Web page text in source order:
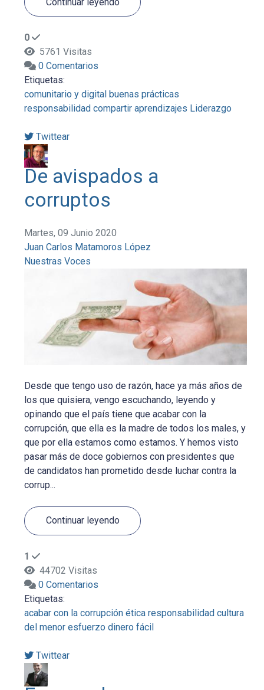
0
5761 Visitas
0 Comentarios
Etiquetas:
comunitario y digital buenas prácticas
responsabilidad compartir aprendizajes Liderazgo
Twittear
De avispados a
corruptos
Martes, 09 Junio 2020
Juan Carlos Matamoros López
Nuestras Voces
Desde que tengo uso de razón, hace ya más años de
los que quisiera, vengo escuchando, leyendo y
opinando que el país tiene que acabar con la
corrupción, que ella es la madre de todos los males, y
que por ella estamos como estamos. Y hemos visto
pasar más de doce gobiernos con presidentes que
de candidatos han prometido desde luchar contra la
corrup...
Continuar leyendo
1
44702 Visitas
0 Comentarios
Etiquetas:
acabar con la corrupción ética responsabilidad cultura
del menor esfuerzo dinero fácil
Twittear